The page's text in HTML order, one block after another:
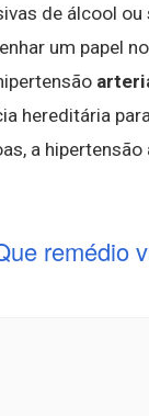
de álcool ou
um papel no
hereditária
a hipertensão
remédio